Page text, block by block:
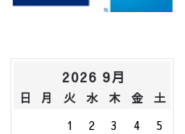
2026 9月
日 月 火 水 木 金
土
1
2 3 4
5